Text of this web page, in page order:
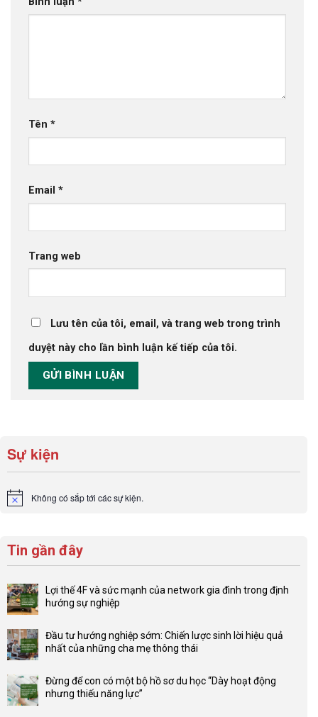
Tên *
Email *
Trang web
Lưu tên của tôi, email, và trang web trong trình
duyệt này cho lần bình luận kế tiếp của tôi.
Sự kiện
Notice Không có sắp tới các sự kiện.
Tin gần đây
Lợi thế 4F và sức mạnh của network gia đình trong định
hướng sự nghiệp
bình
luận
Lợi
thế
Đầu tư hướng nghiệp sớm: Chiến lược sinh lời hiệu quả
nhất của những cha mẹ thông thái
bình
luận
Đừng để con có một bộ hồ sơ du học “Dày hoạt động
nhưng thiếu năng lực”